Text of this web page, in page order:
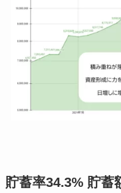
貯蓄率34.3% 貯蓄